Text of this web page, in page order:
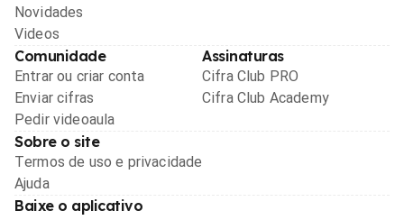
Novidades
Videos
Comunidade
Entrar ou criar conta
Enviar cifras
Pedir videoaula
Assinaturas
Cifra Club PRO
Cifra Club Academy
Sobre o site
Termos de uso e privacidade
Ajuda
Baixe o aplicativo